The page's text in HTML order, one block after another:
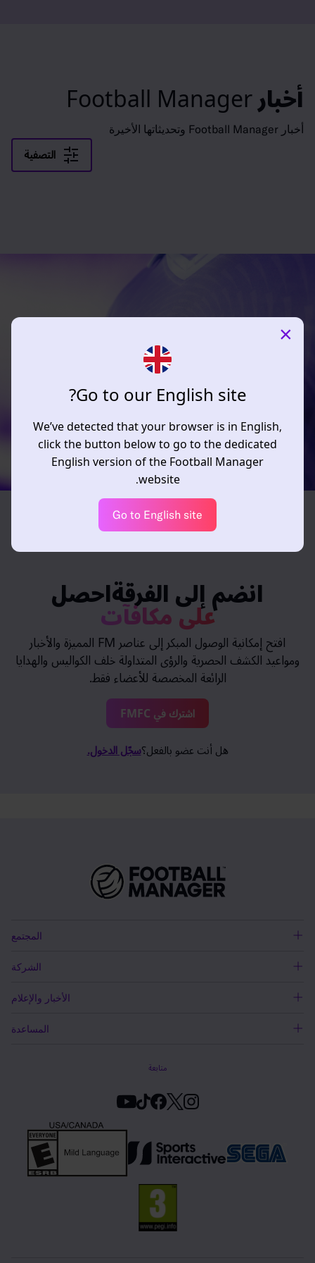
أخبار Football Manager
أخبار Football Manager وتحديثاتها الأخيرة
التصفية
انضم إلى الفرقةاحصل
على مكافآت
افتح إمكانية الوصول المبكر إلى عناصر FM المميزة والأخبار
ومواعيد الكشف الحصرية والرؤى المتداولة خلف الكواليس والهدايا
الرائعة المخصصة للأعضاء فقط.
اشترك في FMFC
هل أنت عضو بالفعل؟سجّل الدخول.
المجتمع
الشركة
الأخبار والإعلام
المساعدة
متابعة
Go to our English site?
We’ve detected that your browser is in English,
click the button below to go to the dedicated
English version of the Football Manager
website.
Go to English site
×